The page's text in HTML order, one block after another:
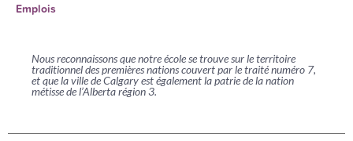
Emplois
Nous reconnaissons que notre école se trouve sur le territoire
traditionnel des premières nations couvert par le traité numéro 7,
et que la ville de Calgary est également la patrie de la nation
métisse de l’Alberta région 3.